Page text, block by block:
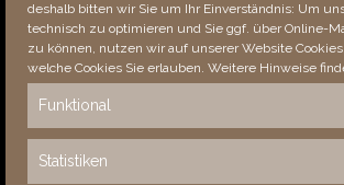
deshalb bitten wir Sie um Ihr Einverständnis: Um
technisch zu optimieren und Sie ggf. über Online-
zu können, nutzen wir auf unserer Website
welche Cookies Sie erlauben. Weitere Hinweise
Funktional
Statistiken
Fehler bemerkt?
Besucher seit 08/​2021